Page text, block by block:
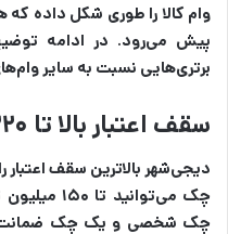
وام کالا را طوری شکل داده
پیش می‌رود. در ادامه
برتری‌هایی نسبت به سایر
سقف اعتبار بالا تا ۲۲۰ میلیون تومان
دیجی‌شهر بالاترین سقف اعتبار
چک